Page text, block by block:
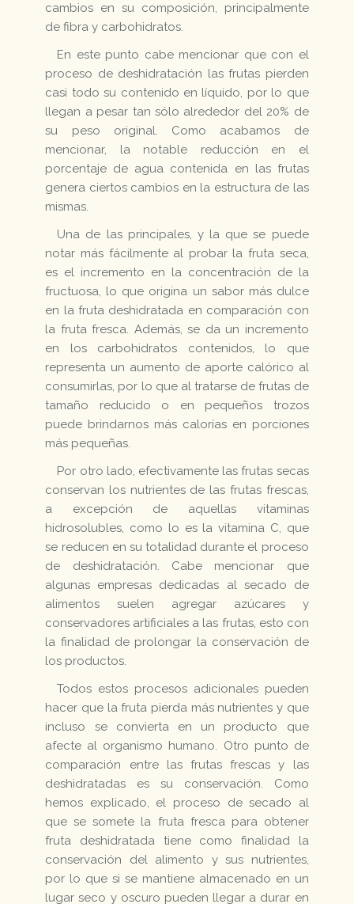
cambios en su composición, principalmente
de fibra y carbohidratos.
En este punto cabe mencionar que con el
proceso de deshidratación las frutas pierden
casi todo su contenido en líquido, por lo que
llegan a pesar tan sólo alrededor del 20% de
su peso original. Como acabamos de
mencionar, la notable reducción en el
porcentaje de agua contenida en las frutas
genera ciertos cambios en la estructura de las
mismas.
Una de las principales, y la que se puede
notar más fácilmente al probar la fruta seca,
es el incremento en la concentración de la
fructuosa, lo que origina un sabor más dulce
en la fruta deshidratada en comparación con
la fruta fresca. Además, se da un incremento
en los carbohidratos contenidos, lo que
representa un aumento de aporte calórico al
consumirlas, por lo que al tratarse de frutas de
tamaño reducido o en pequeños trozos
puede brindarnos más calorías en porciones
más pequeñas.
Por otro lado, efectivamente las frutas secas
conservan los nutrientes de las frutas frescas,
a excepción de aquellas vitaminas
hidrosolubles, como lo es la vitamina C, que
se reducen en su totalidad durante el proceso
de deshidratación. Cabe mencionar que
algunas empresas dedicadas al secado de
alimentos suelen agregar azúcares y
conservadores artificiales a las frutas, esto con
la finalidad de prolongar la conservación de
los productos.
Todos estos procesos adicionales pueden
hacer que la fruta pierda más nutrientes y que
incluso se convierta en un producto que
afecte al organismo humano. Otro punto de
comparación entre las frutas frescas y las
deshidratadas es su conservación. Como
hemos explicado, el proceso de secado al
que se somete la fruta fresca para obtener
fruta deshidratada tiene como finalidad la
conservación del alimento y sus nutrientes,
por lo que si se mantiene almacenado en un
lugar seco y oscuro pueden llegar a durar en